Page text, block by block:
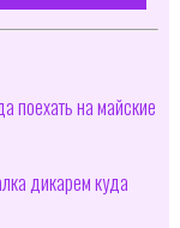
поехать на майские
дикарем куда